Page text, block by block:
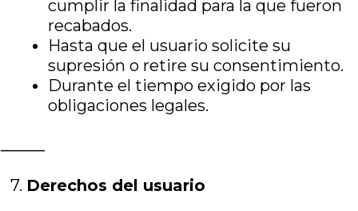
cumplir la finalidad para la que fueron
recabados.
Hasta que el usuario solicite su
supresión o retire su consentimiento.
Durante el tiempo exigido por las
obligaciones legales.
⸻
7.⁠ ⁠ Derechos del usuario